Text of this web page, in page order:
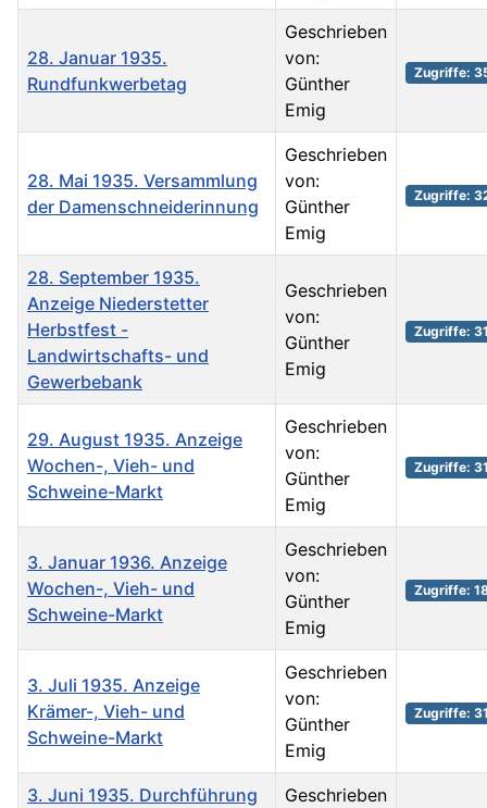
28. Januar 1935.
Rundfunkwerbetag
Geschrieben
von:
Günther
Emig
Zugriffe:
28. Mai 1935. Versammlung
der Damenschneiderinnung
Geschrieben
von:
Günther
Emig
Zugriffe:
28. September 1935.
Anzeige Niederstetter
Herbstfest -
Landwirtschafts- und
Gewerbebank
Geschrieben
von:
Günther
Emig
Zugriffe:
29. August 1935. Anzeige
Wochen-, Vieh- und
Schweine-Markt
Geschrieben
von:
Günther
Emig
Zugriffe:
3. Januar 1936. Anzeige
Wochen-, Vieh- und
Schweine-Markt
Geschrieben
von:
Günther
Emig
Zugriffe:
3. Juli 1935. Anzeige
Krämer-, Vieh- und
Schweine-Markt
Geschrieben
von:
Günther
Emig
Zugriffe:
3. Juni 1935. Durchführung
Geschrieben